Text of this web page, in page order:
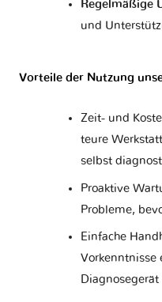
Polestar Pontiac
RAM Renault
Saab Samsung
Regelmäßige
und
Vorteile der Nutzung
Zeit- und
teure
selbst
Proaktive
Probleme,
Einfache
Vorkenntnisse